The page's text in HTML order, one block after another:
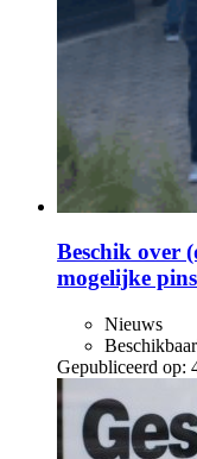
Beschik over
mogelijke
Nieuws
Gepubliceerd op: